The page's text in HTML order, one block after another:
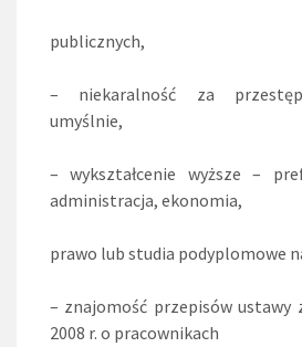
publicznych,
– niekaralność za
umyślnie,
– wykształcenie wyższe –
administracja, ekonomia,
prawo lub studia podyplomowe
– znajomość przepisów ustawy
2008 r. o pracownikach